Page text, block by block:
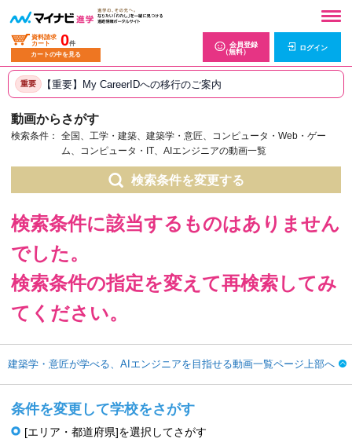
資料請求
カート
0件
カートの中を見る
会員登録
（無料）
ログイン
重要 【重要】My CareerIDへの移行のご案内
動画からさがす
検索条件：
全国、工学・建築、建築学・意匠、コンピュータ・Web・ゲー
ム、コンピュータ・IT、AIエンジニアの動画一覧
検索条件を変更する
検索条件に該当するものはありません
でした。
検索条件の指定を変えて再検索してみ
てください。
建築学・意匠が学べる、AIエンジニアを目指せる動画一覧ページ上部へ
条件を変更して学校をさがす
[エリア・都道府県]を選択してさがす